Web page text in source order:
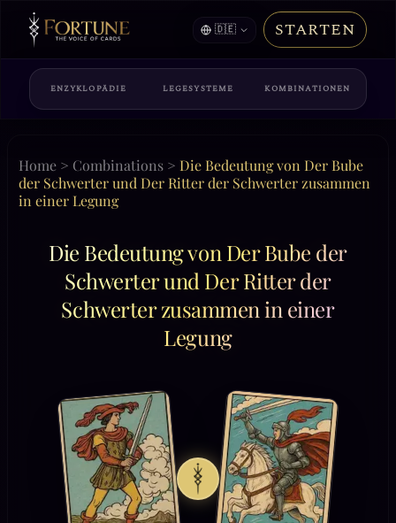
🇩🇪 STARTEN
ENZYKLOPÄDIE LEGESYSTEME KOMBINATIONEN
Home > Combinations > Die Bedeutung von Der Bube
der Schwerter und Der Ritter der Schwerter zusammen
in einer Legung
Die Bedeutung von Der Bube der
Schwerter und Der Ritter der
Schwerter zusammen in einer
Legung